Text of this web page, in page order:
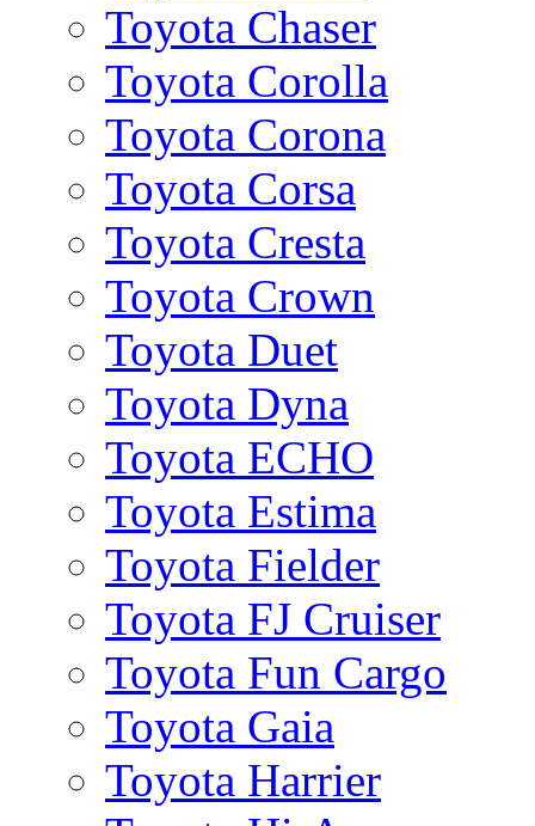
Toyota Chaser
Toyota Corolla
Toyota Corona
Toyota Corsa
Toyota Cresta
Toyota Crown
Toyota Duet
Toyota Dyna
Toyota ECHO
Toyota Estima
Toyota Fielder
Toyota FJ Cruiser
Toyota Fun Cargo
Toyota Gaia
Toyota Harrier